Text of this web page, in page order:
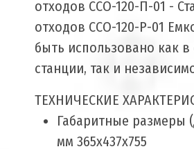
отходов ССО-120-П-01 -
отходов ССО-120-Р-01
быть использовано как в
станции, так и
ТЕХНИЧЕСКИЕ
Габаритные размеры
мм 365х437х755